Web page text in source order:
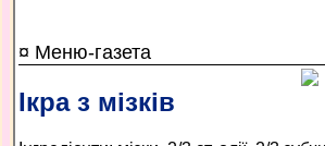
¤ Меню-газета
Ікра з мізків